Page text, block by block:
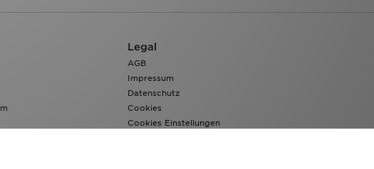
Legal
AGB
Impressum
Datenschutz
Cookies
Cookies Einstellungen